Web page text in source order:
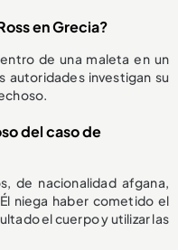
en Grecia?
de una maleta en un
autoridades investigan su
del caso de
de nacionalidad afgana,
niega haber cometido el
el cuerpo y utilizar las